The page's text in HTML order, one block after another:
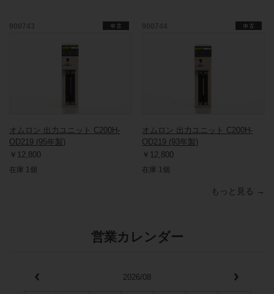
オムロン 出力ユニット C200H-
OD219 (95年製)
￥12,800
在庫 1個
オムロン 出力ユニット C200H-
OD219 (93年製)
￥12,800
在庫 1個
もっと見る →
営業カレンダー
2026/08